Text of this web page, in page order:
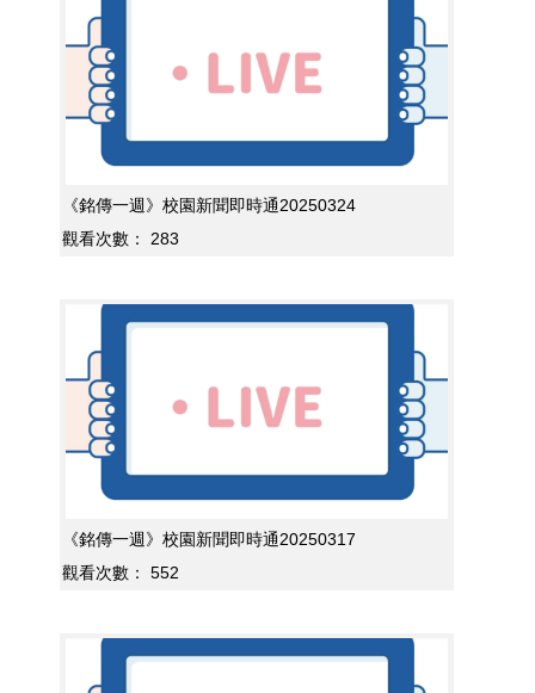
《銘傳一週》校園新聞即時通20250324
觀看次數：
283
《銘傳一週》校園新聞即時通20250317
觀看次數：
552